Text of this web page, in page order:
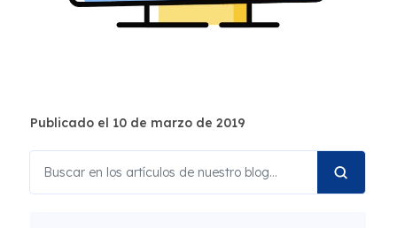
Publicado el 10 de marzo de 2019